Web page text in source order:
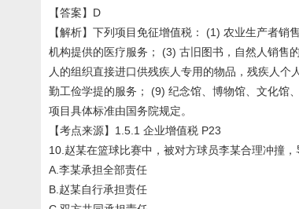
【答案】D
【解析】下列项目免征增值税： (1) 农业生产者
机构提供的医疗服务； (3) 古旧图书，自然人销售
人的组织直接进口供残疾人专用的物品，残疾人
勤工俭学提的服务； (9) 纪念馆、博物馆、文化馆
项目具体标准由国务院规定。
【考点来源】1.5.1 企业增值税 P23
10.赵某在篮球比赛中，被对方球员李某合理冲撞
A.李某承担全部责任
B.赵某自行承担责任